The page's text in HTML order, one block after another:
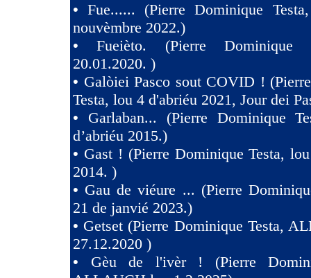
•Fue...... (Pierre Dominique
nouvèmbre 2022.)
•Fueièto. (Pierre Dominique
20.01.2020. )
• Galòiei Pasco sout COVID !
Testa, lou 4 d'abriéu 2021, Jour dei
• Garlaban... (Pierre Dominique
d’abriéu 2015.)
• Gast ! (Pierre Dominique Testa,
2014. )
• Gau de viéure ... (Pierre
21 de janvié 2023.)
• Getset (Pierre Dominique Testa,
27.12.2020 )
• Gèu de l'ivèr ! (Pierre